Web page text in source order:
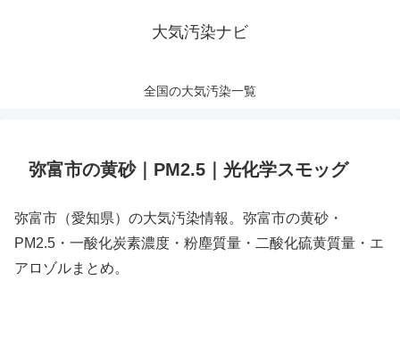
大気汚染ナビ
全国の大気汚染一覧
弥富市の黄砂｜PM2.5｜光化学スモッグ
弥富市（愛知県）の大気汚染情報。弥富市の黄砂・
PM2.5・一酸化炭素濃度・粉塵質量・二酸化硫黄質量・エ
アロゾルまとめ。